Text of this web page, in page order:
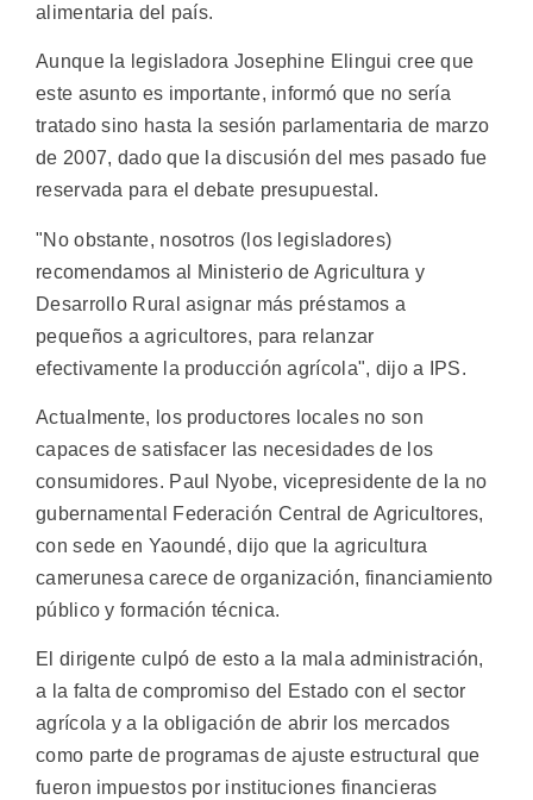
alimentaria del país.
Aunque la legisladora Josephine Elingui cree que
este asunto es importante, informó que no sería
tratado sino hasta la sesión parlamentaria de marzo
de 2007, dado que la discusión del mes pasado fue
reservada para el debate presupuestal.
"No obstante, nosotros (los legisladores)
recomendamos al Ministerio de Agricultura y
Desarrollo Rural asignar más préstamos a
pequeños a agricultores, para relanzar
efectivamente la producción agrícola", dijo a IPS.
Actualmente, los productores locales no son
capaces de satisfacer las necesidades de los
consumidores. Paul Nyobe, vicepresidente de la no
gubernamental Federación Central de Agricultores,
con sede en Yaoundé, dijo que la agricultura
camerunesa carece de organización, financiamiento
público y formación técnica.
El dirigente culpó de esto a la mala administración,
a la falta de compromiso del Estado con el sector
agrícola y a la obligación de abrir los mercados
como parte de programas de ajuste estructural que
fueron impuestos por instituciones financieras